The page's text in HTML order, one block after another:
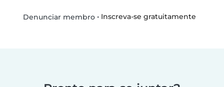
Denunciar membro• Inscreva-se gratuitamente